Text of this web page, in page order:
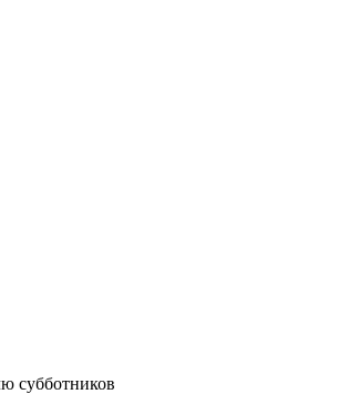
субботников